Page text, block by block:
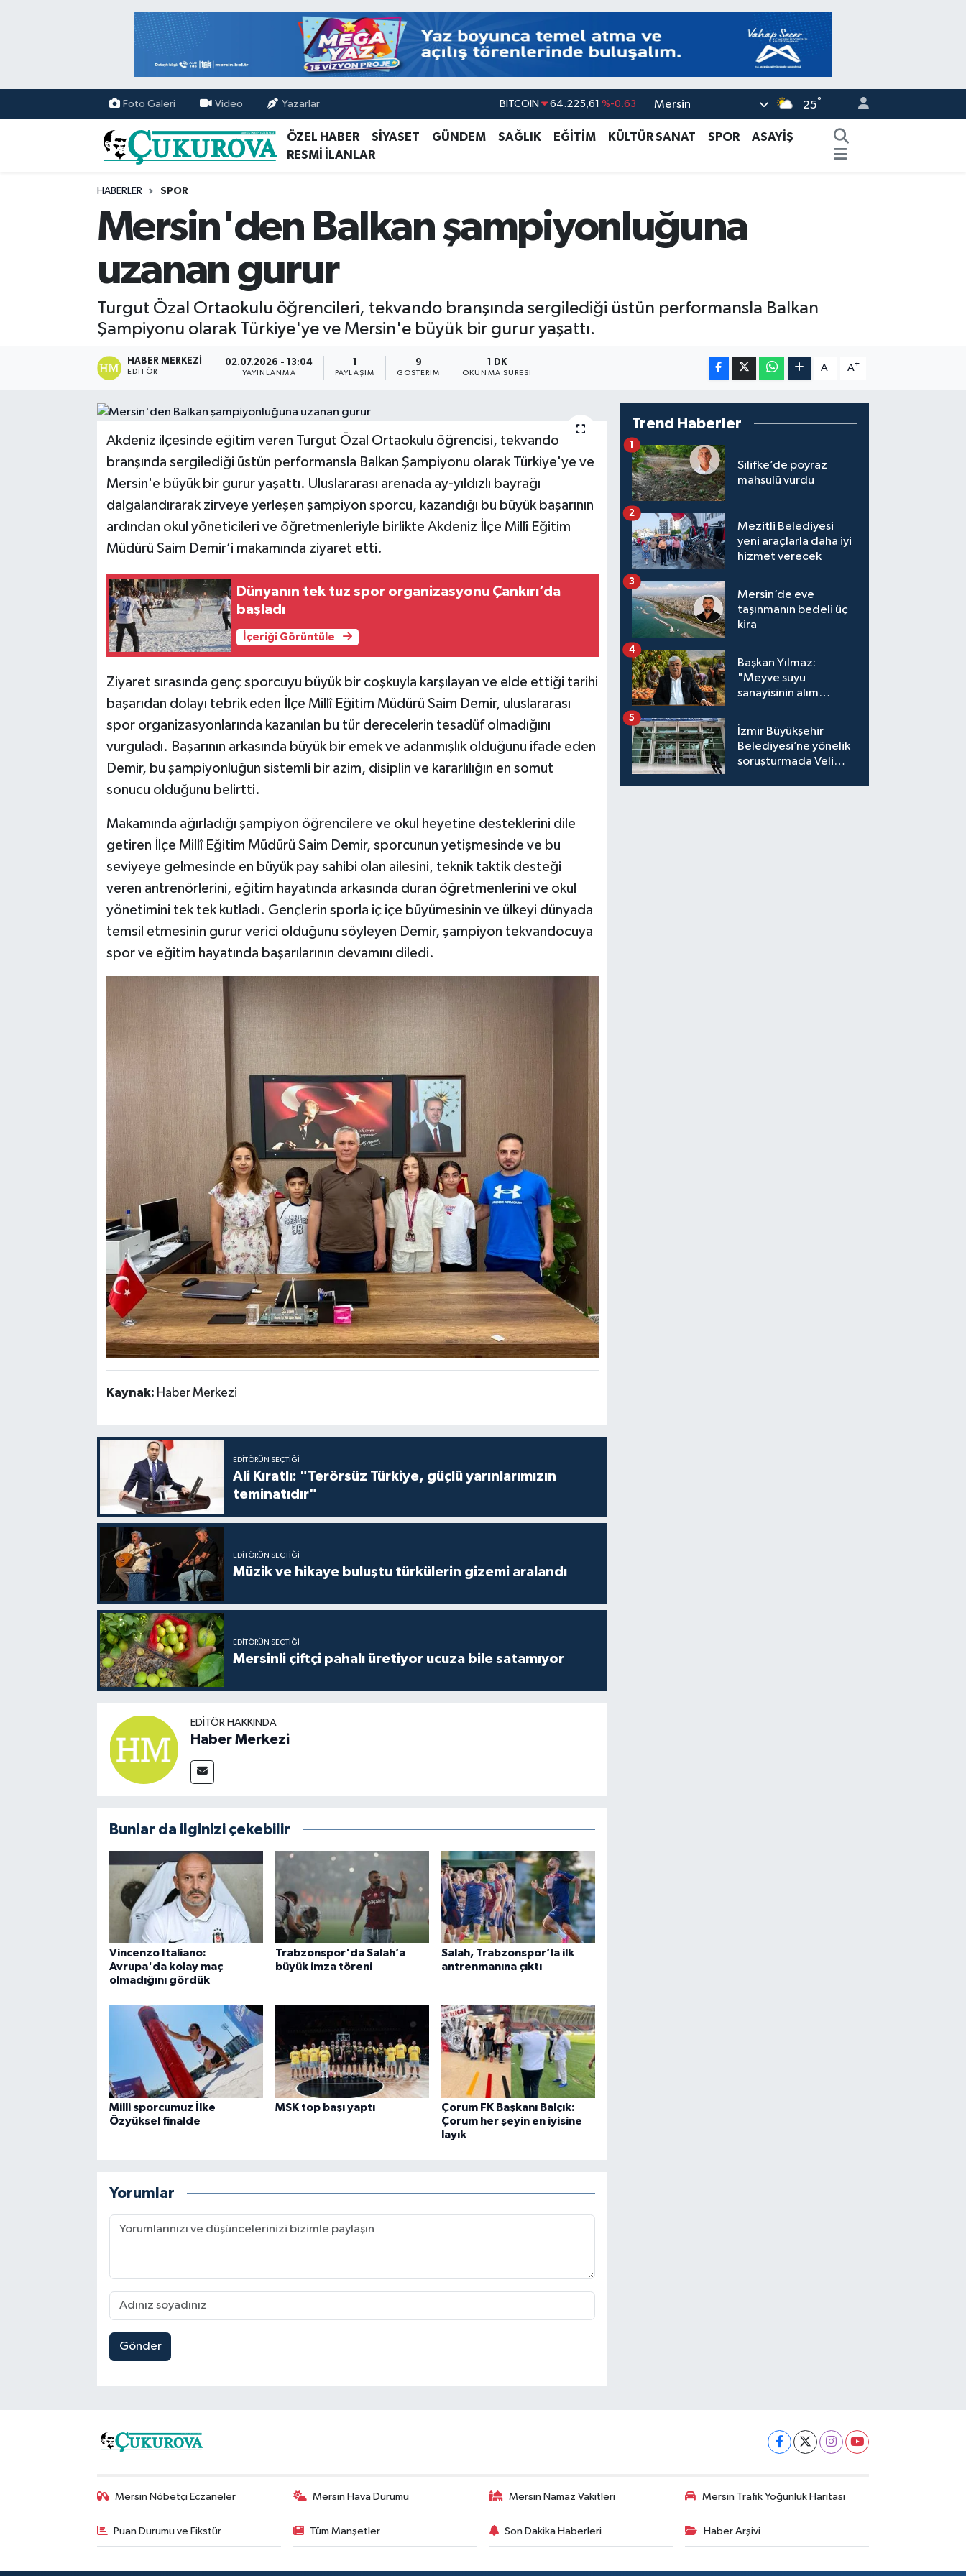
Foto Galeri Video Yazarlar
BITCOIN 64.225,61 %-0.63
DOLAR 47,7143 %0.16
EURO 55,0317 %-0.02
BİST100 13.799 %70
Mersin 25°
ÖZEL HABER SİYASET GÜNDEM SAĞLIK EĞİTİM KÜLTÜR SANAT SPOR
ASAYİŞ
RESMİ İLANLAR
HABERLER SPOR
Mersin'den Balkan şampiyonluğuna
uzanan gurur
Turgut Özal Ortaokulu öğrencileri, tekvando branşında sergilediği üstün performansla Balkan
Şampiyonu olarak Türkiye'ye ve Mersin'e büyük bir gurur yaşattı.
HABER MERKEZI
EDITÖR
02.07.2026 - 13:04
YAYINLANMA PAYLAŞIM
9
GÖSTERIM
1 DK
OKUNMA SÜRESI
A- A+
Akdeniz ilçesinde eğitim veren Turgut Özal Ortaokulu öğrencisi, tekvando
branşında sergilediği üstün performansla Balkan Şampiyonu olarak Türkiye'ye ve
Mersin'e büyük bir gurur yaşattı. Uluslararası arenada ay-yıldızlı bayrağı
dalgalandırarak zirveye yerleşen şampiyon sporcu, kazandığı bu büyük başarının
ardından okul yöneticileri ve öğretmenleriyle birlikte Akdeniz İlçe Millî Eğitim
Müdürü Saim Demir’i makamında ziyaret etti.
Dünyanın tek tuz spor organizasyonu Çankırı’da
başladı
İçeriği Görüntüle
Ziyaret sırasında genç sporcuyu büyük bir coşkuyla karşılayan ve elde ettiği tarihi
başarıdan dolayı tebrik eden İlçe Millî Eğitim Müdürü Saim Demir, uluslararası
spor organizasyonlarında kazanılan bu tür derecelerin tesadüf olmadığını
vurguladı. Başarının arkasında büyük bir emek ve adanmışlık olduğunu ifade eden
Demir, bu şampiyonluğun sistemli bir azim, disiplin ve kararlılığın en somut
sonucu olduğunu belirtti.
Makamında ağırladığı şampiyon öğrencilere ve okul heyetine desteklerini dile
getiren İlçe Millî Eğitim Müdürü Saim Demir, sporcunun yetişmesinde ve bu
seviyeye gelmesinde en büyük pay sahibi olan ailesini, teknik taktik desteği
veren antrenörlerini, eğitim hayatında arkasında duran öğretmenlerini ve okul
yönetimini tek tek kutladı. Gençlerin sporla iç içe büyümesinin ve ülkeyi dünyada
temsil etmesinin gurur verici olduğunu söyleyen Demir, şampiyon tekvandocuya
spor ve eğitim hayatında başarılarının devamını diledi.
Kaynak: Haber Merkezi
EDITÖRÜN SEÇTIĞI
Ali Kıratlı: "Terörsüz Türkiye, güçlü yarınlarımızın
teminatıdır"
EDITÖRÜN SEÇTIĞI
Müzik ve hikaye buluştu türkülerin gizemi aralandı
EDITÖRÜN SEÇTIĞI
Mersinli çiftçi pahalı üretiyor ucuza bile satamıyor
EDITÖR HAKKINDA
Haber Merkezi
Bunlar da ilginizi çekebilir
Vincenzo Italiano:
Avrupa'da kolay maç
olmadığını gördük
Trabzonspor'da Salah’a
büyük imza töreni
Salah, Trabzonspor’la ilk
antrenmanına çıktı
Milli sporcumuz İlke
Özyüksel finalde
MSK top başı yaptı
Çorum FK Başkanı Balçık:
Çorum her şeyin en iyisine
layık
Yorumlar
Gönder
Trend Haberler
Silifke’de poyraz
mahsulü vurdu
1
Mezitli Belediyesi
yeni araçlarla daha iyi
hizmet verecek
2
Mersin’de eve
taşınmanın bedeli üç
kira
3
Başkan Yılmaz:
"Meyve suyu
sanayisinin alım
değerlendirilmeli''
4
İzmir Büyükşehir
Belediyesi’ne yönelik
soruşturmada Veli
5
Mersin Nöbetçi Eczaneler Mersin Hava Durumu Mersin Namaz Vakitleri Mersin Trafik Yoğunluk Haritası
Puan Durumu ve Fikstür Tüm Manşetler Son Dakika Haberleri Haber Arşivi
Mersin Nöbetçi Eczaneler
Mersin Hava Durumu
Mersin Namaz Vakitleri
Mersin Trafik Yoğunluk Haritası
Tüm Manşetler
Son Dakika Haberleri
Haber Arşivi